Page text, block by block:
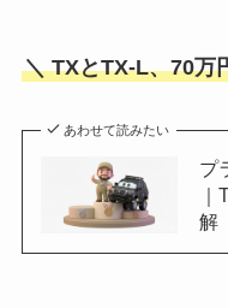
＼ TXとTX-L、70万
あわせて読みたい
プ
解